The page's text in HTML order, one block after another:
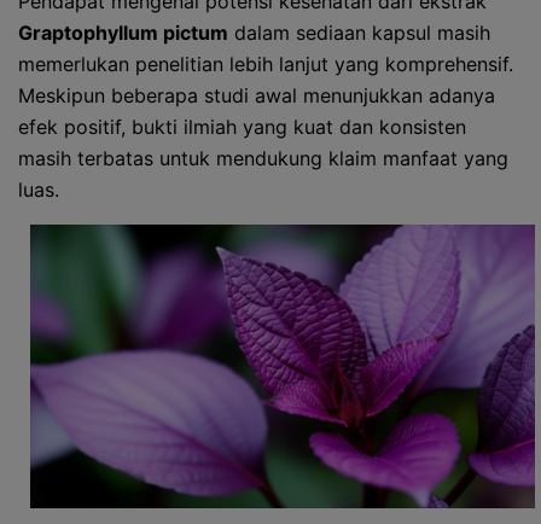
Graptophyllum pictum dalam sediaan kapsul masih
memerlukan penelitian lebih lanjut yang komprehensif.
Meskipun beberapa studi awal menunjukkan adanya
efek positif, bukti ilmiah yang kuat dan konsisten
masih terbatas untuk mendukung klaim manfaat yang
luas.